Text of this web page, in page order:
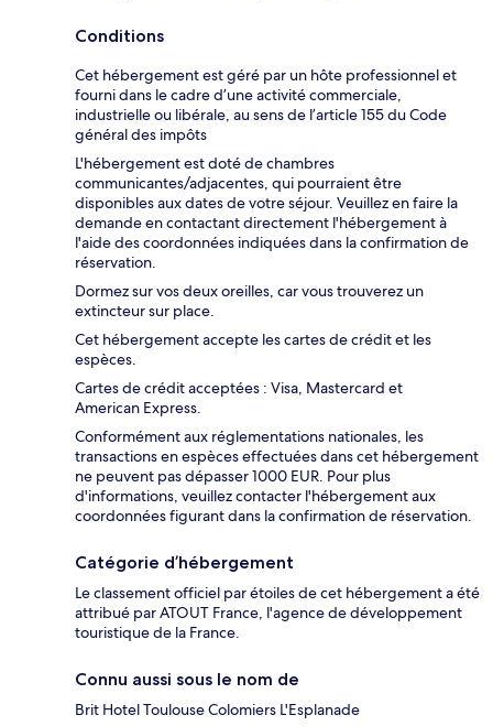
Conditions
Cet hébergement est géré par un hôte professionnel et
fourni dans le cadre d’une activité commerciale,
industrielle ou libérale, au sens de l’article 155 du Code
général des impôts
L'hébergement est doté de chambres
communicantes/adjacentes, qui pourraient être
disponibles aux dates de votre séjour. Veuillez en faire la
demande en contactant directement l'hébergement à
l'aide des coordonnées indiquées dans la confirmation de
réservation.
Dormez sur vos deux oreilles, car vous trouverez un
extincteur sur place.
Cet hébergement accepte les cartes de crédit et les
espèces.
Cartes de crédit acceptées : Visa, Mastercard et
American Express.
Conformément aux réglementations nationales, les
transactions en espèces effectuées dans cet hébergement
ne peuvent pas dépasser 1000 EUR. Pour plus
d'informations, veuillez contacter l'hébergement aux
coordonnées figurant dans la confirmation de réservation.
Catégorie d’hébergement
Le classement officiel par étoiles de cet hébergement a été
attribué par ATOUT France, l'agence de développement
touristique de la France.
Connu aussi sous le nom de
Brit Hotel Toulouse Colomiers L'Esplanade